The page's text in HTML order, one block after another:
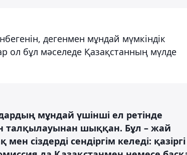
дегенмен мұндай мүмкіндік
бұл мәселеде Қазақстанның мүлде
мұндай үшінші ел ретінде
талқылауынан шыққан. Бұл – жай
сіздерді сендіргім келеді: қазіргі